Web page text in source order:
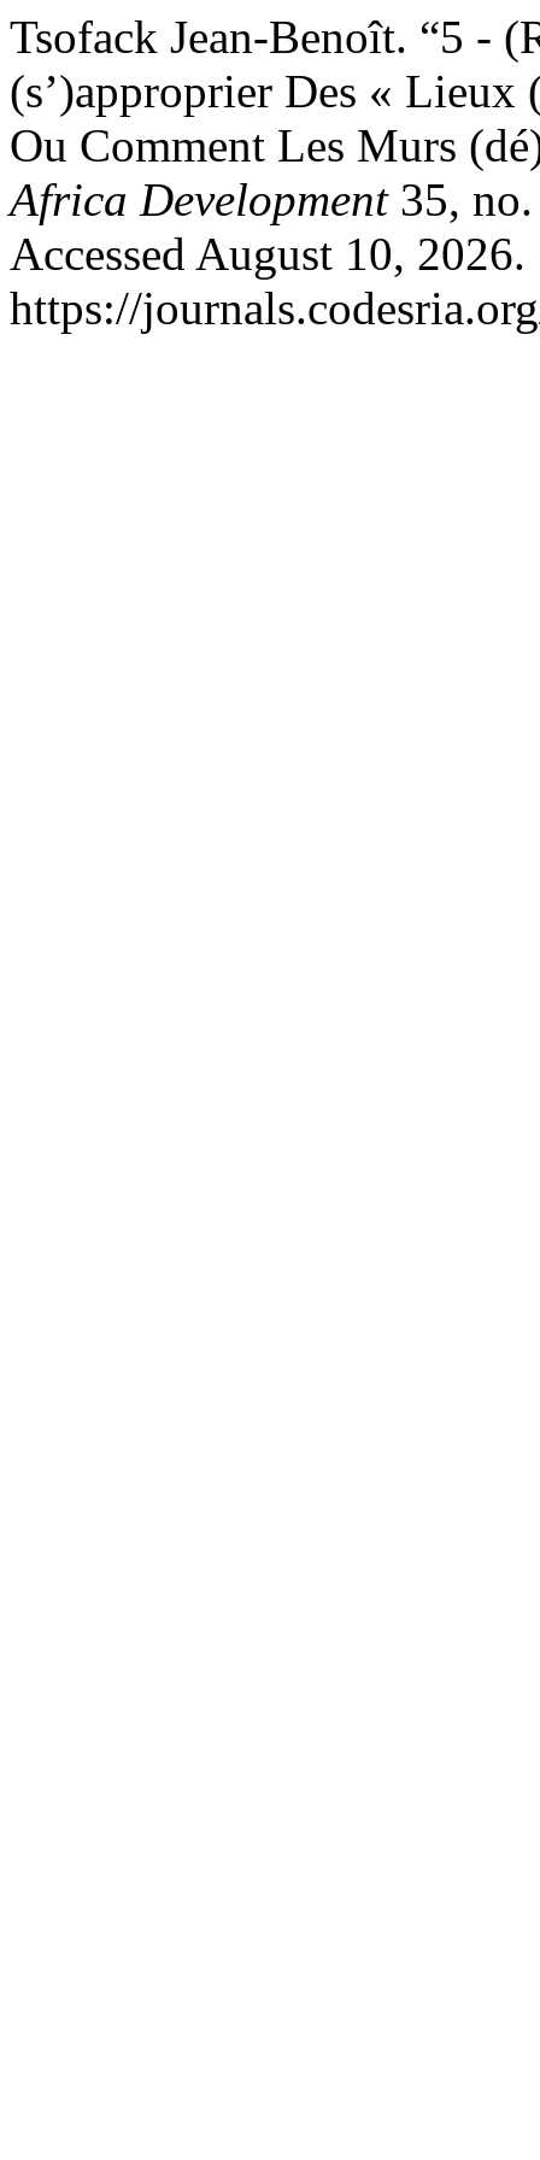
Tsofack Jean-Benoît. “5 -
(s’)approprier Des «
Ou Comment Les Murs
Africa Development35, no.
Accessed August 10, 2026.
https://